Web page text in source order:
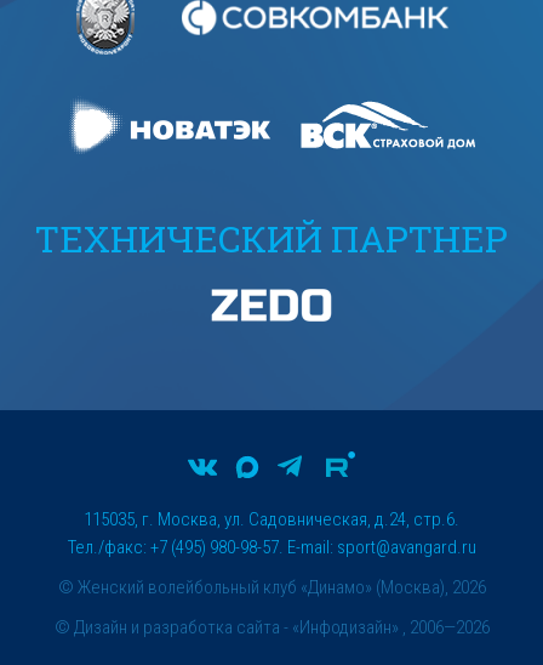
ТЕХНИЧЕСКИЙ ПАРТНЕР
© Женский волейбольный клуб «Динамо» (Москва), 2026
115035, г. Москва, ул. Садовническая, д.24, стр.6.
Тел./факс: +7 (495) 980-98-57. E-mail: sport@avangard.ru
© Дизайн и разработка сайта - «Инфодизайн» , 2006—2026